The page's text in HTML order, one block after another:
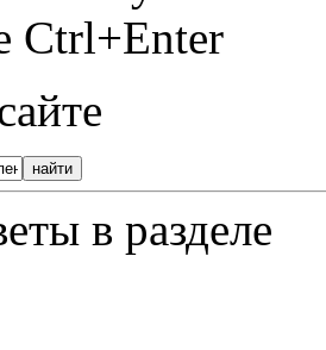
Ctrl+Enter
в разделе